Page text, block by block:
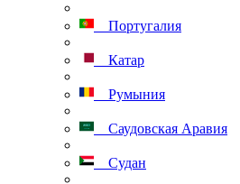
Португалия
Катар
Румыния
Саудовская Аравия
Судан